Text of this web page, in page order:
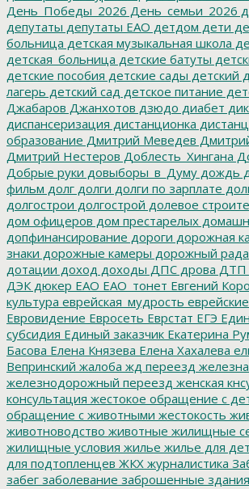
День_Победы_2026 День_семьи_2026
депутаты депутаты ЕАО детдом дети
больница детская музыкальная школа
детская_больница детские батуты
детские пособия детские сады детский
лагерь детский сад детское питание
Джабаров Джанхотов дзюдо диабет
диспансеризация дистанционка
образование Дмитрий Меведев
Дмитрий Нестеров Доблесть_Хингана
Добрые руки довыборы_в_Думу дождь
фильм долг долги долги по зарплате
долгострои долгострой долевое
дом офицеров дом престарелых
допфинансирование дороги дорожная
знаки дорожные камеры дорожный
дотации доход доходы ДПС дрова ДТП
ДЭК дюкер ЕАО ЕАО_тонет Евгений
культура еврейская_мудрость
Евровидение Евросеть Еврстат ЕГЭ
субсидия Единый заказчик Екатерина
Басова Елена Князева Елена Хахалева
Вепринский жалоба жд переезд
железнодорожный переезд женская
консультация жестокое обращение с
обращение с животными жестокость
животноводство животные жилищные
жилищные условия жилье жилье для
для подтопленцев ЖКХ журналистика
забег заболевание заброшенные здания